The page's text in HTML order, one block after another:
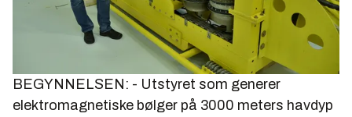
BEGYNNELSEN: - Utstyret som generer
elektromagnetiske bølger på 3000 meters havdyp